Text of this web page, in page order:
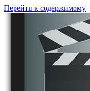
Перейти к содержимому